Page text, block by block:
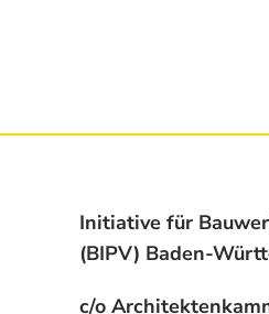
Initiative für
(BIPV) Baden-
c/o